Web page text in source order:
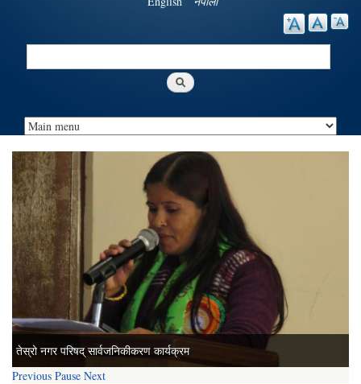
Search
तेस्रो नगर परिषद् सार्वजनिकीकरण कार्यक्रम
तेस्रो सार्वजनिक सुनुवाई कार्यक्रम
Previous Pause Next